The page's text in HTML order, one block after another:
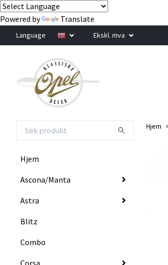
Powered by Translate
Language Ekskl. mva
Hjem
Ascona/Manta
Astra
Blitz
Combo
Corsa
Hjem